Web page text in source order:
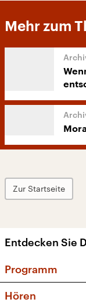
Mehr zum
Zur Startseite
Entdecken Sie
Programm
Hören